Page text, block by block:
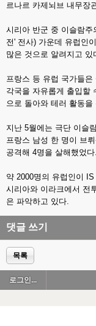
르나르 카제뇌브 내무장
시리아 반군 중 이슬람주
전' 전사) 가운데 유럽인
많은 것으로 알려지고 있
프랑스 등 유럽 국가들
각국을 자유롭게 출입할
으로 돌아와 테러 활동
지난 5월에는 극단 이슬
프랑스 남성 한 명이 브
공격해 4명을 살해했었다.
약 2000명의 유럽인이
시리아와 이라크에서 전
은 파악하고 있다.
댓글 쓰기
목록
로그인...